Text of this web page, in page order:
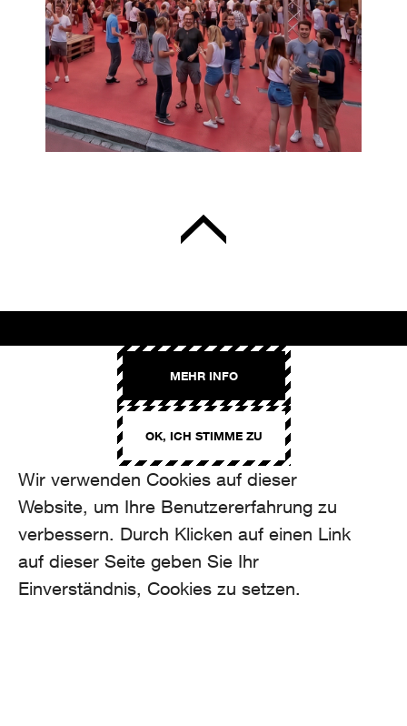
Wir verwenden Cookies auf dieser
Website, um Ihre Benutzererfahrung zu
verbessern. Durch Klicken auf einen Link
auf dieser Seite geben Sie Ihr
Einverständnis, Cookies zu setzen.
OK, ICH STIMME ZU
MEHR INFO
Binzmühlestrasse 170c
CH-8050 Zürich
CONTACT
hello@aroma.ch
+41 44 208 12 29
FOLLOW US